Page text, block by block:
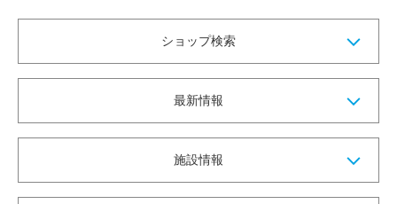
ショップ検索
最新情報
施設情報